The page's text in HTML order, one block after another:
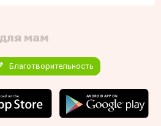
Благотворительность